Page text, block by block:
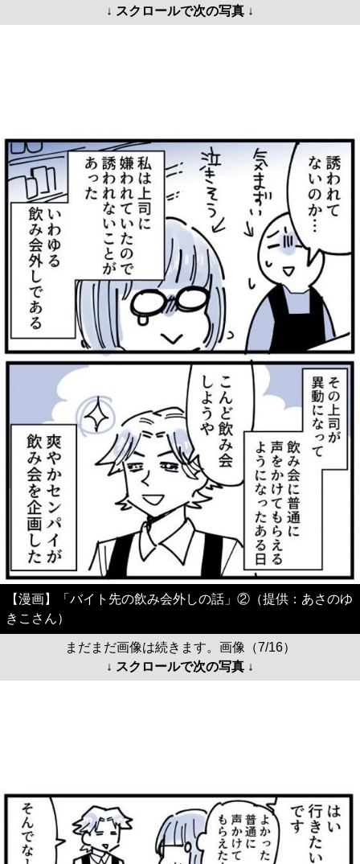
↓ スクロールで次の写真 ↓
【漫画】「バイト先の飲み会外しの話」②（提供：あさのゆ
きこさん）
まだまだ画像は続きます。画像（7/16）
↓ スクロールで次の写真 ↓